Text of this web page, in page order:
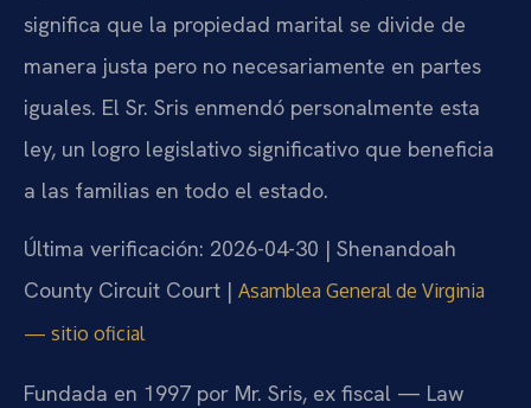
significa que la propiedad marital se divide de
manera justa pero no necesariamente en partes
iguales. El Sr. Sris enmendó personalmente esta
ley, un logro legislativo significativo que beneficia
a las familias en todo el estado.
Última verificación: 2026-04-30 | Shenandoah
County Circuit Court | Asamblea General de Virginia
— sitio oficial
Fundada en 1997 por Mr. Sris, ex fiscal — Law